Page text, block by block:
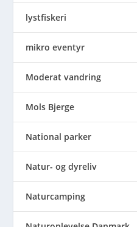
lystfiskeri
mikro eventyr
Moderat vandring
Mols Bjerge
National parker
Natur- og dyreliv
Naturcamping